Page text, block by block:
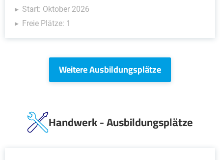
Start: Oktober 2026
Freie Plätze: 1
Weitere Ausbildungsplätze
Handwerk - Ausbildungsplätze